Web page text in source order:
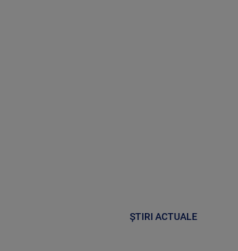
ȘTIRI ACTUALE